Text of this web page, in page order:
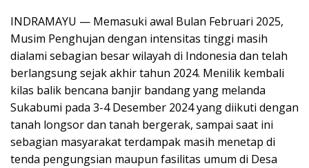
INDRAMAYU — Memasuki awal Bulan Februari 2025,
Musim Penghujan dengan intensitas tinggi masih
dialami sebagian besar wilayah di Indonesia dan telah
berlangsung sejak akhir tahun 2024. Menilik kembali
kilas balik bencana banjir bandang yang melanda
Sukabumi pada 3-4 Desember 2024 yang diikuti dengan
tanah longsor dan tanah bergerak, sampai saat ini
sebagian masyarakat terdampak masih menetap di
tenda pengungsian maupun fasilitas umum di Desa